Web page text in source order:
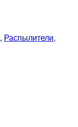
, Распылители,